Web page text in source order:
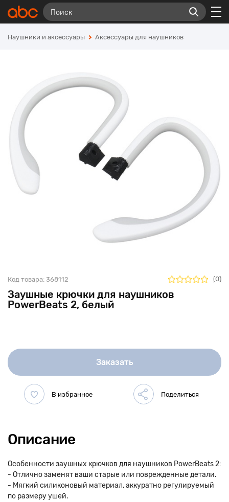
Наушники и аксессуары Аксессуары для наушников
Заушные крючки для наушников
PowerBeats 2, белый
Код товара: 368112 (0)
Заказать
Описание
Особенности заушных крючков для наушников PowerBeats 2:
- Отлично заменят ваши старые или поврежденные детали.
- Мягкий силиконовый материал, аккуратно регулируемый
по размеру ушей.